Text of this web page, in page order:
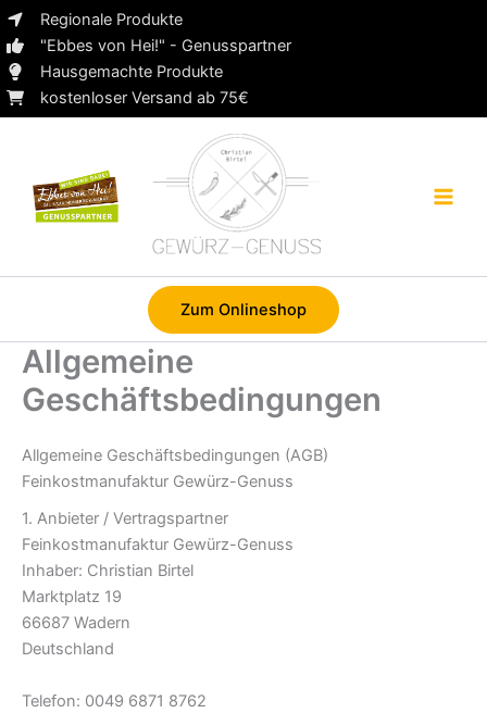
Zum
Inhalt
springen
Regionale Produkte
"Ebbes von Hei!" - Genusspartner
Hausgemachte Produkte
kostenloser Versand ab 75€
Zum Onlineshop
Allgemeine
Geschäftsbedingungen
Allgemeine Geschäftsbedingungen (AGB)
Feinkostmanufaktur Gewürz-Genuss
1. Anbieter / Vertragspartner
Feinkostmanufaktur Gewürz-Genuss
Inhaber: Christian Birtel
Marktplatz 19
66687 Wadern
Deutschland
Telefon: 0049 6871 8762